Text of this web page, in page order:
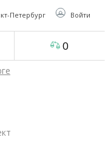
Петербург Войти
0